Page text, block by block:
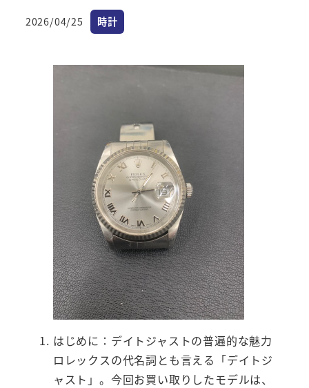
投稿日
2026/04/25 カテゴリー
時計
はじめに：デイトジャストの普遍的な魅力
ロレックスの代名詞とも言える「デイトジ
ャスト」。今回お買い取りしたモデルは、